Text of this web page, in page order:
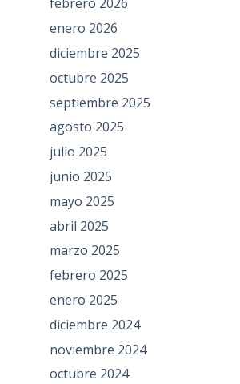
enero 2026
diciembre 2025
octubre 2025
septiembre 2025
agosto 2025
julio 2025
junio 2025
mayo 2025
abril 2025
marzo 2025
febrero 2025
enero 2025
diciembre 2024
noviembre 2024
octubre 2024